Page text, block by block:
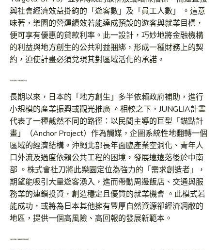
與社會經濟效益掛鉤的「遊客數」及「員工人數」 。這意
味著，樂園的營運績效若能達成預設的遊客與就業目標，
便可享有優惠的貸款利率。此一設計，巧妙地將金融機構
的利益與地方創生的公共利益捆綁，形成一種財務上的契
約，迫使計畫必須兌現其對區域活化的承諾。
地方創生的新範式？沖繩北部的百年大計
長期以來，日本的「地方創生」多半依賴政府補助，進行
小規模的產業振興或觀光推廣 。相較之下，JUNGLIA計畫
代表了一種截然不同的路徑：以民間主導的巨型「錨點計
畫」（Anchor Project）作為觸媒，企圖系統性地翻轉一個
區域的經濟結構。沖繩北部長年面臨產業空洞化、青年人
口外流及過度依賴公共工程的困境，發展遠遠落後於中南
部 。株式會社刀將此樂園定位為強力的「需求創造者」，
期望能吸引大量遊客湧入，進而帶動周邊飯店、交通與服
務業的連鎖投資，創造穩定且優質的就業機會 。此模式若
能成功，或將為日本其他擁有豐厚自然資源卻經濟凋敝的
地區，提供一個高風險、高回報的發展新範本。
玉城丹尼的算盤：沖繩縣政與巨型開發的競合